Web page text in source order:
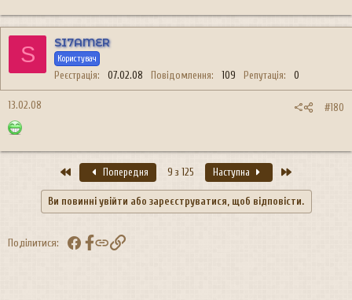
S SI7AMER
Користувач
Реєстрація 07.02.08 Повідомлення 109 Репутація 0
13.02.08 #180
Перший Попередня 9 з 125 Наступна
Ви повинні увійти або зареєструватися, щоб відповісти.
Поділитися: FacebookПосилання